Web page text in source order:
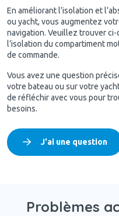
En améliorant l’isolation et
ou yacht, vous augmentez
navigation. Veuillez trouver
l’isolation du compartiment
de commande.
Vous avez une question
votre bateau ou sur votre
de réfléchir avec vous pour
besoins.
J'ai une question
Problèmes